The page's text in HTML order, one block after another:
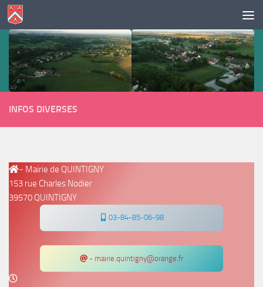
Skip to content
INFOS DIVERSES
- Mairie de QUINTIGNY
153 rue Charles Nodier
39570 QUINTIGNY
03-84-85-06-98
- mairie.quintigny@orange.fr